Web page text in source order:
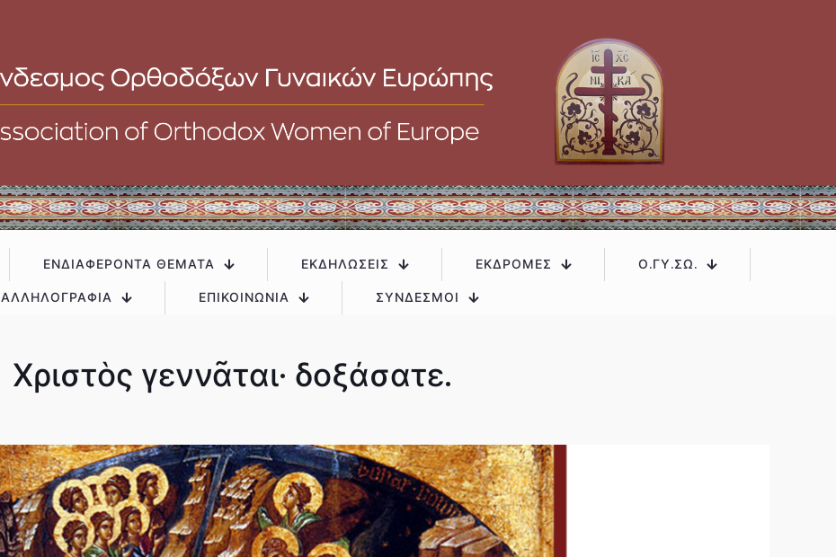
ΕΝΔΙΑΦΕΡΟΝΤΑ ΘΕΜΑΤΑ ΕΚΔΗΛΩΣΕΙΣ ΕΚΔΡΟΜΕΣ
Ο.ΓΥ.ΣΩ.
ΑΛΛΗΛΟΓΡΑΦΙΑ
ΕΠΙΚΟΙΝΩΝΙΑ ΣΥΝΔΕΣΜΟΙ
Χριστὸς γεννᾶται· δοξάσατε.